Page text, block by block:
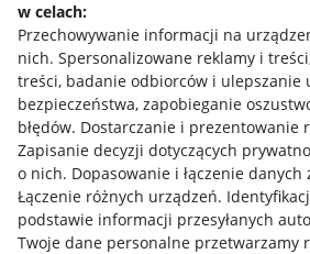
w celach:
Przechowywanie informacji na
nich. Spersonalizowane reklamy i
treści, badanie odbiorców i ulepszanie
bezpieczeństwa, zapobieganie
błędów. Dostarczanie i prezentowanie
Zapisanie decyzji dotyczących
o nich. Dopasowanie i łączenie danych
Łączenie różnych urządzeń.
podstawie informacji przesyłanych
Twoje dane personalne przetwarzamy
Allegro Gadane dla sprzedających
Allegro Gadane dla kupujących
Mapa miejscowości
Informacje prawne
Regulamin
Polityka plików "cookies"